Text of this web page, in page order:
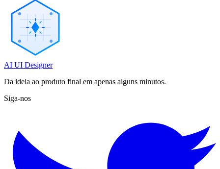
AI UI Designer
Da ideia ao produto final em apenas alguns minutos.
Siga-nos